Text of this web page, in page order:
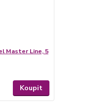
Master Line, 5
Koupit